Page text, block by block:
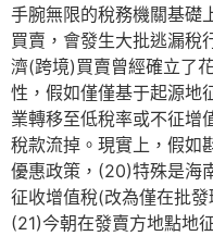
手腕無限的稅務機關基礎
買賣，會發生大批逃漏稅
濟(跨境)買賣曾經確立了
性，假如僅僅基于起源地
業轉移至低稅率或不征增
稅款流掉。現實上，假如
優惠政策，(20)特殊是海
征收增值稅(改為僅在批
(21)今朝在發賣方地點地